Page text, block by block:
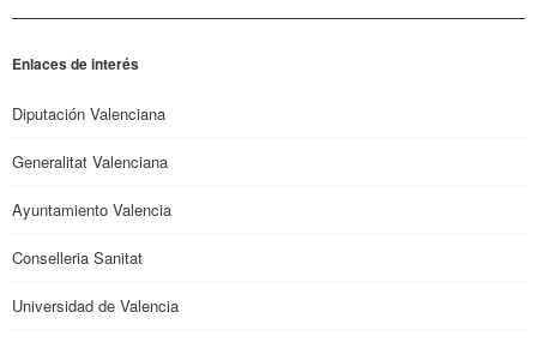
Enlaces de interés
Diputación Valenciana
Generalitat Valenciana
Ayuntamiento Valencia
Conselleria Sanitat
Universidad de Valencia